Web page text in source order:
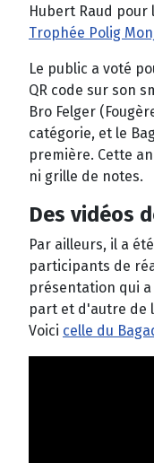
Hubert Raud
Trophée Polig
Le public a voté
QR code sur son
Bro Felger
catégorie, et le
première. Cette
ni grille de notes.
Des vidéos
Par ailleurs, il a
participants de
présentation qui
part et d'autre de
Voici celle du